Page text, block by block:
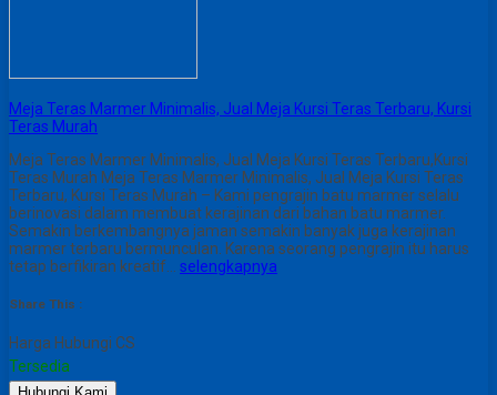
Meja Teras Marmer Minimalis, Jual Meja Kursi Teras Terbaru, Kursi
Teras Murah
Meja Teras Marmer Minimalis, Jual Meja Kursi Teras Terbaru,Kursi
Teras Murah Meja Teras Marmer Minimalis, Jual Meja Kursi Teras
Terbaru, Kursi Teras Murah – Kami pengrajin batu marmer selalu
berinovasi dalam membuat kerajinan dari bahan batu marmer.
Semakin berkembangnya jaman semakin banyak juga kerajinan
marmer terbaru bermunculan. Karena seorang pengrajin itu harus
tetap berfikiran kreatif… selengkapnya
Share This :
Harga Hubungi CS
Tersedia